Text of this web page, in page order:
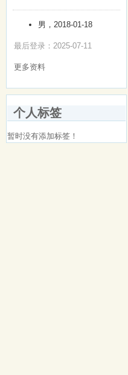
男，2018-01-18
最后登录：2025-07-11
更多资料
个人标签
暂时没有添加标签！